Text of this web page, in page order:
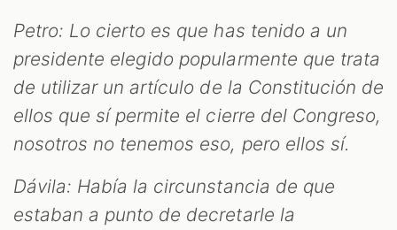
Petro: Lo cierto es que has tenido a un
presidente elegido popularmente que trata
de utilizar un artículo de la Constitución de
ellos que sí permite el cierre del Congreso,
nosotros no tenemos eso, pero ellos sí.
Dávila: Había la circunstancia de que
estaban a punto de decretarle la